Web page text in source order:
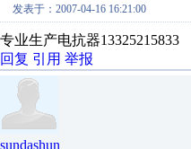
发表于：2007-04-16 16:21:00
专业生产电抗器13325215833
回复 引用 举报
sundashun